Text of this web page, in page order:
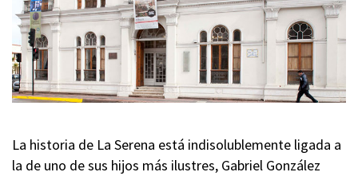
La historia de La Serena está indisolublemente ligada a
la de uno de sus hijos más ilustres, Gabriel González